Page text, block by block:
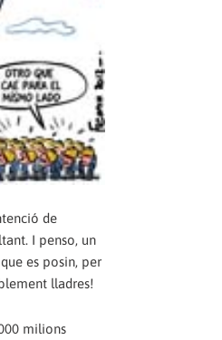
de
I penso, un
es posin, per
lladres!
milions